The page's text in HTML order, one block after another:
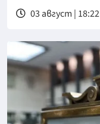
03 август | 18:22